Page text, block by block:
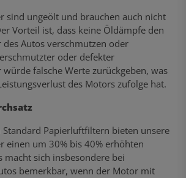
sind ungeölt und brauchen auch nicht
Vorteil ist, dass keine Öldämpfe den
des Autos verschmutzen oder
oder defekter
würde falsche Werte zurückgeben, was
des Motors zufolge hat.
Papierluftfiltern bieten unsere
einen um 30% bis 40% erhöhten
macht sich insbesondere bei
bemerkbar, wenn der Motor mit